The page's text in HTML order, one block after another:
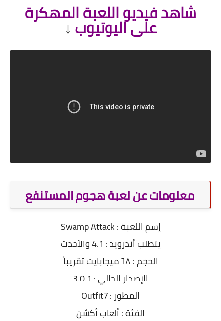
شاهد فيديو اللعبة المهكرة
على اليوتيوب↓
معلومات عن لعبة هجوم المستنقع
إسم اللعبة : Swamp Attack
يتطلب أندرويد : 4.1 والأحدث
الحجم : ٦٨ ميجابايت تقريباً
الإصدار الحالي : 3.0.1
المطور : Outfit7
الفئة : ألعاب أكشن